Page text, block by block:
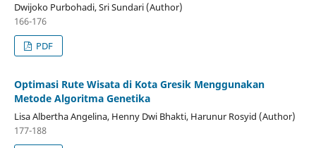
Dwijoko Purbohadi, Sri Sundari (Author)
166-176
PDF
Optimasi Rute Wisata di Kota Gresik Menggunakan
Metode Algoritma Genetika
Lisa Albertha Angelina, Henny Dwi Bhakti, Harunur Rosyid (Author)
177-188